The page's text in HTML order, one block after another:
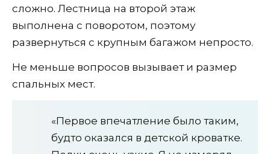
сложно. Лестница на второй этаж
выполнена с поворотом, поэтому
развернуться с крупным багажом непросто.
Не меньше вопросов вызывает и размер
спальных мест.
«Первое впечатление было таким,
будто оказался в детской кроватке.